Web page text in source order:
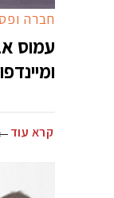
חברה
עמוס
קרא עוד